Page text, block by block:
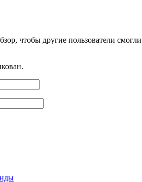
чтобы другие пользователи